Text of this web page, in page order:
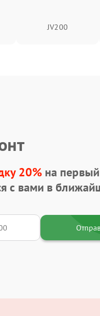
JV200
20%на
с вами в